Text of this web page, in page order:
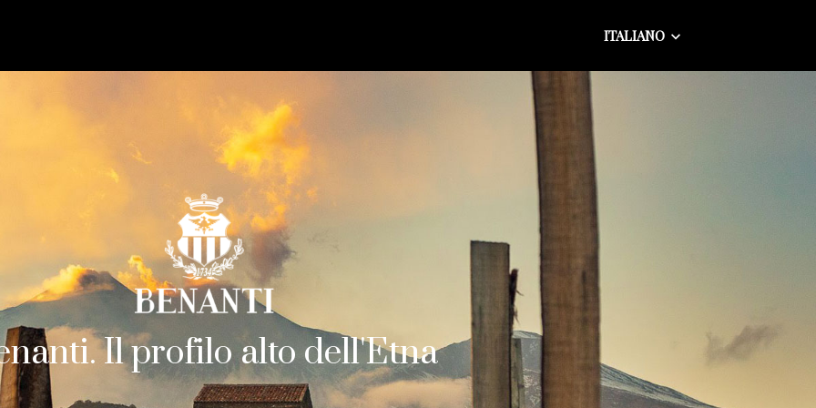
ITALIANO
Il profilo alto dell'Etna